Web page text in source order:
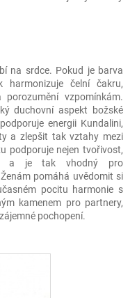
na srdce. Pokud je barva
harmonizuje čelní čakru,
vzpomínkám.
duchovní aspekt božské
energii Kundalini,
a zlepšit tak vztahy mezi
podporuje nejen tvořivost,
a je tak vhodný pro
pomáhá uvědomit si
pocitu harmonie s
kamenem pro partnery,
pochopení.